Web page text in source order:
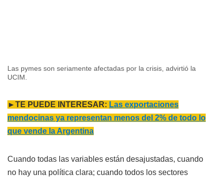
Las pymes son seriamente afectadas por la crisis, advirtió la
UCIM.
►TE PUEDE INTERESAR: Las exportaciones
mendocinas ya representan menos del 2% de todo lo
que vende la Argentina
Cuando todas las variables están desajustadas, cuando
no hay una política clara; cuando todos los sectores